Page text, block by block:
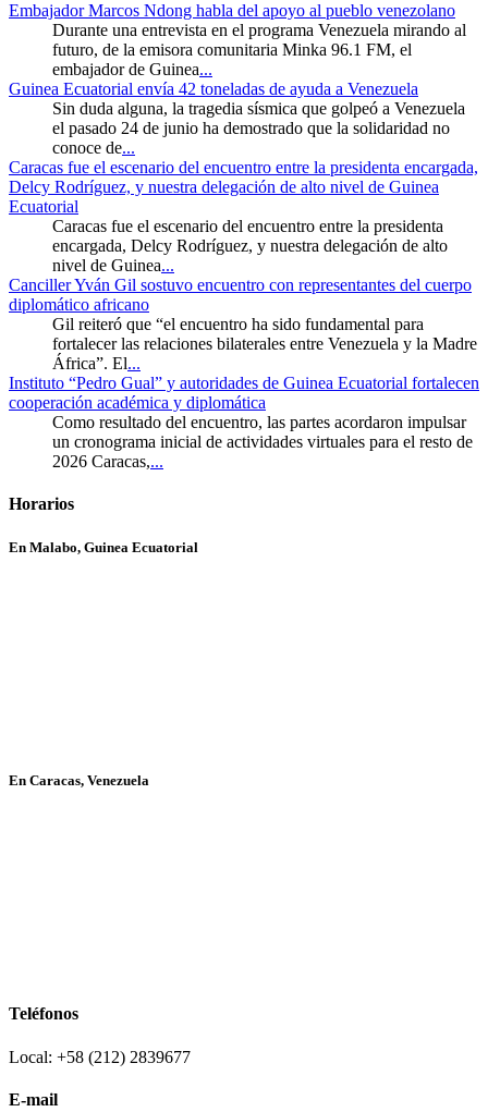
Embajador Marcos Ndong habla del apoyo al pueblo venezolano
Durante una entrevista en el programa Venezuela mirando al
futuro, de la emisora comunitaria Minka 96.1 FM, el
embajador de Guinea...
Guinea Ecuatorial envía 42 toneladas de ayuda a Venezuela
Sin duda alguna, la tragedia sísmica que golpeó a Venezuela
el pasado 24 de junio ha demostrado que la solidaridad no
conoce de...
Caracas fue el escenario del encuentro entre la presidenta encargada,
Delcy Rodríguez, y nuestra delegación de alto nivel de Guinea
Ecuatorial
Caracas fue el escenario del encuentro entre la presidenta
encargada, Delcy Rodríguez, y nuestra delegación de alto
nivel de Guinea...
Canciller Yván Gil sostuvo encuentro con representantes del cuerpo
diplomático africano
Gil reiteró que “el encuentro ha sido fundamental para
fortalecer las relaciones bilaterales entre Venezuela y la Madre
África”. El...
Instituto “Pedro Gual” y autoridades de Guinea Ecuatorial fortalecen
cooperación académica y diplomática
Como resultado del encuentro, las partes acordaron impulsar
un cronograma inicial de actividades virtuales para el resto de
2026 Caracas,...
Horarios
En Malabo, Guinea Ecuatorial
En Caracas, Venezuela
Teléfonos
Local: +58 (212) 2839677
E-mail